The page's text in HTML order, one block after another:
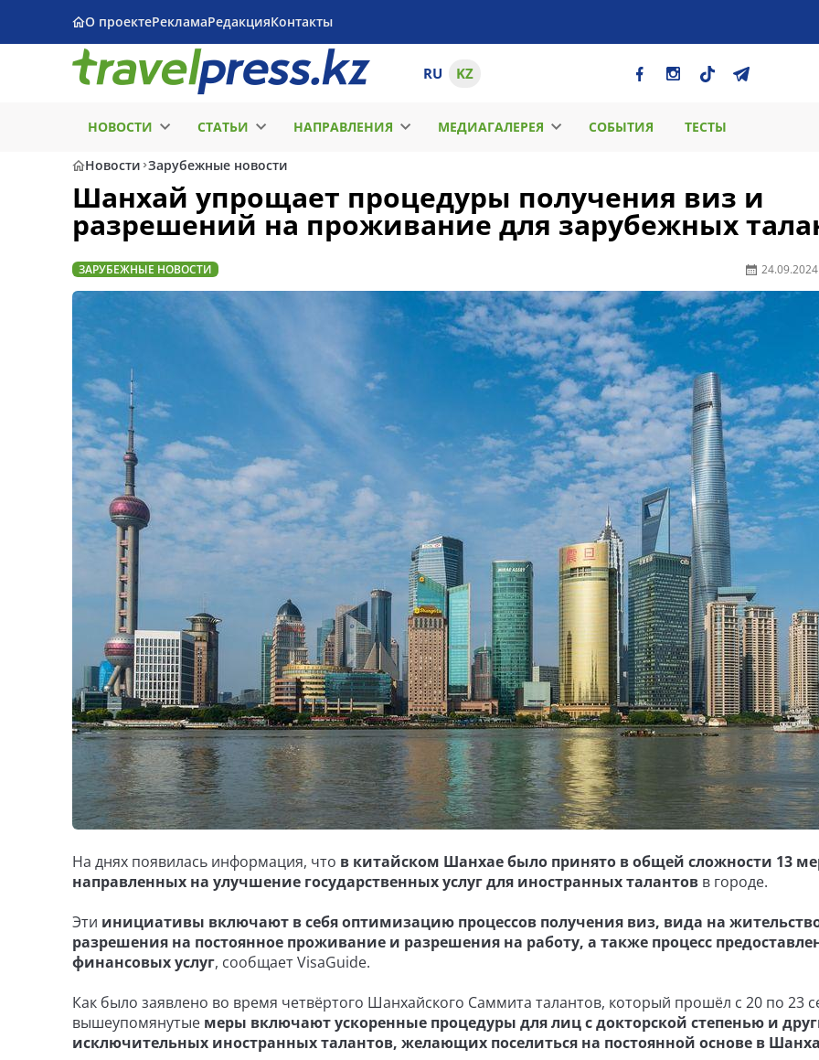
О проектеРекламаРедакцияКонтакты
RU KZ
НОВОСТИ СТАТЬИ НАПРАВЛЕНИЯ МЕДИАГАЛЕРЕЯ СОБЫТИЯ ТЕСТЫ
Новости Зарубежные новости
Шанхай упрощает процедуры получения виз и
разрешений на проживание для зарубежных
ЗАРУБЕЖНЫЕ НОВОСТИ 24.09.2024
На днях появилась информация, что в китайском Шанхае было принято в общей сложности 13
направленных на улучшение государственных услуг для иностранных талантов в городе.
Эти инициативы включают в себя оптимизацию процессов получения виз, вида на
разрешения на постоянное проживание и разрешения на работу, а также процесс
финансовых услуг, сообщает VisaGuide.
Как было заявлено во время четвёртого Шанхайского Саммита талантов, который прошёл с 20 по 23
вышеупомянутые меры включают ускоренные процедуры для лиц с докторской степенью и
исключительных иностранных талантов, желающих поселиться на постоянной основе в